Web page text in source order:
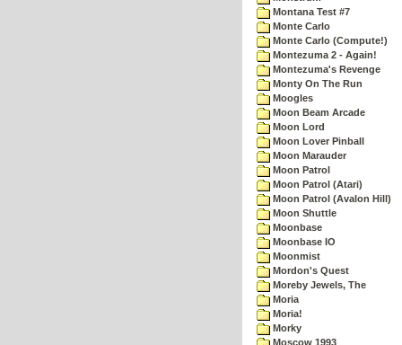
Montana Test #7
Monte Carlo
Monte Carlo (Compute!)
Montezuma 2 - Again!
Montezuma's Revenge
Monty On The Run
Moogles
Moon Beam Arcade
Moon Lord
Moon Lover Pinball
Moon Marauder
Moon Patrol
Moon Patrol (Atari)
Moon Patrol (Avalon Hill)
Moon Shuttle
Moonbase
Moonbase IO
Moonmist
Mordon's Quest
Moreby Jewels, The
Moria
Moria!
Morky
Moscow 1993